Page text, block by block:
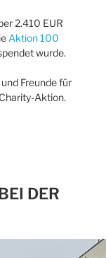
2.410 EUR
Aktion 100
wurde.
Freunde für
Aktion.
DER